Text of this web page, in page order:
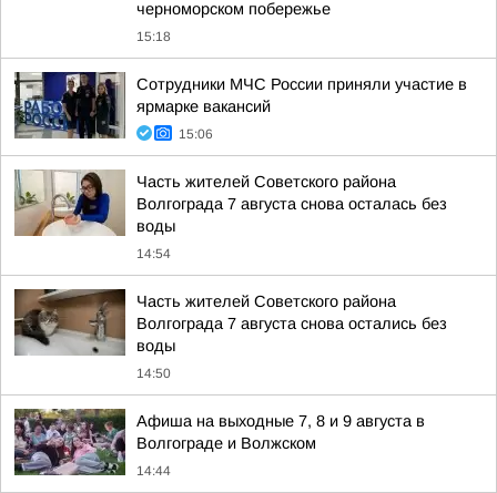
черноморском побережье
15:18
Сотрудники МЧС России приняли участие в
ярмарке вакансий
15:06
Часть жителей Советского района
Волгограда 7 августа снова осталась без
воды
14:54
Часть жителей Советского района
Волгограда 7 августа снова остались без
воды
14:50
Афиша на выходные 7, 8 и 9 августа в
Волгограде и Волжском
14:44